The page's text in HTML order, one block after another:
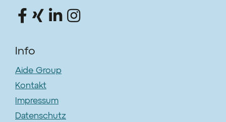
Info
Aide Group
Kontakt
Impressum
Datenschutz